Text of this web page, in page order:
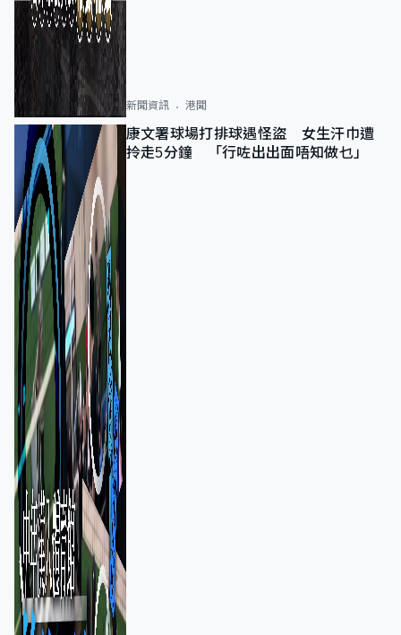
新聞資訊 港聞
康文署球場打排球遇怪盜 女生汗巾遭
拎走5分鐘 「行咗出出面唔知做乜」